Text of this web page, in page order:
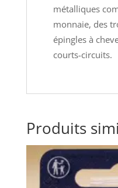
métalliques
monnaie, des
épingles à
courts-circuits.
Produits